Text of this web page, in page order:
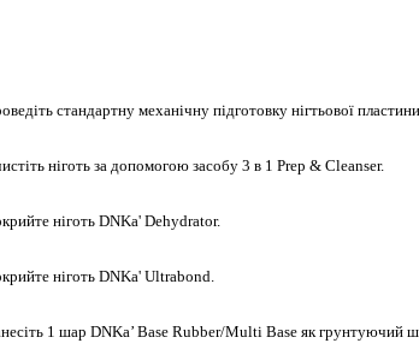
стандартну механічну підготовку нігтьової
ніготь за допомогою засобу 3 в 1 Prep & Cleanser.
ніготь DNKa' Dehydrator.
ніготь DNKa' Ultrabond.
1 шар DNKa’ Base Rubber/Multi Base як грунтуючий